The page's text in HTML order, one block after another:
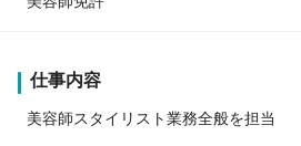
仕事内容
美容師スタイリスト業務全般を担当